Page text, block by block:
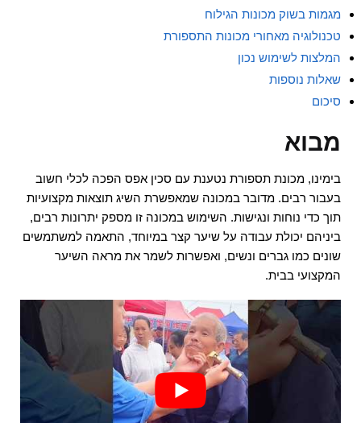
מגמות בשוק מכונות הגילוח
טכנולוגיה מאחורי מכונות התספורת
המלצות לשימוש נכון
שאלות נוספות
סיכום
מבוא
בימינו, מכונת תספורת נטענת עם סכין אפס הפכה לכלי חשוב
בעבור רבים. מדובר במכונה שמאפשרת השיג תוצאות מקצועיות
תוך כדי נוחות ונגישות. השימוש במכונה זו מספק יתרונות רבים,
ביניהם יכולת עבודה על שיער קצר במיוחד, התאמה למשתמשים
שונים כמו גברים ונשים, ואפשרות לשמר את מראה השיער
המקצועי בבית.